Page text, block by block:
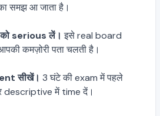
समझ आ जाता है।
serious लें। इसे real board
कमज़ोरी पता चलती है।
सीखें। 3 घंटे की exam में पहले
descriptive में time दें।